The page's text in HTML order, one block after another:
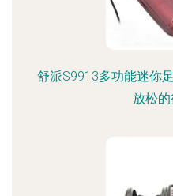
舒派S9913多功能迷你
放松